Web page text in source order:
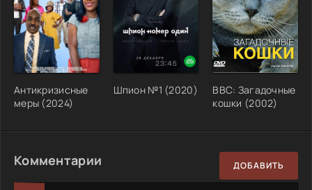
Антикризисные
меры (2024)
Шпион №1 (2020)
BBC: Загадочные
кошки (2002)
Комментарии ДОБАВИТЬ